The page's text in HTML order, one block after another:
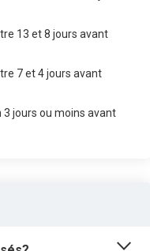
13 et 8 jours avant
7 et 4 jours avant
jours ou moins avant